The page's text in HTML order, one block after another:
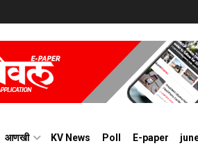
आणखी KV News Poll E-paper